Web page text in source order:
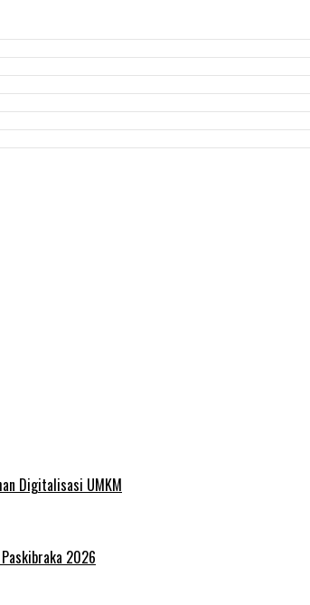
Digitalisasi UMKM
2026